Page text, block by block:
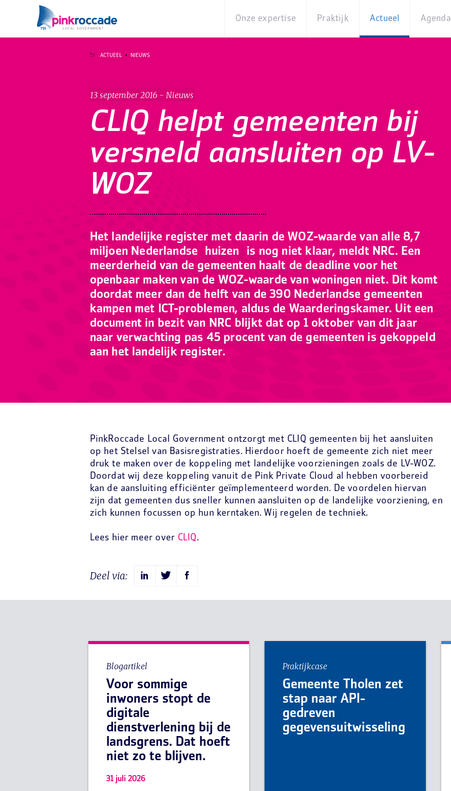
Onze expertise
Thema's
Praktijk
Practices
iBurgerzaken
Innovaties
Actueel Agenda
13 september 2016 - Nieuws
CLIQ helpt gemeenten bij
versneld aansluiten op LV-
WOZ
Het landelijke register met daarin de WOZ-waarde van alle 8,7
miljoen Nederlandse huizen is nog niet klaar, meldt NRC. Een
meerderheid van de gemeenten haalt de deadline voor het
openbaar maken van de WOZ-waarde van woningen niet. Dit komt
doordat meer dan de helft van de 390 Nederlandse gemeenten
kampen met ICT-problemen, aldus de Waarderingskamer. Uit een
document in bezit van NRC blijkt dat op 1 oktober van dit jaar
naar verwachting pas 45 procent van de gemeenten is gekoppeld
aan het landelijk register.
ACTUEEL NIEUWS
PinkRoccade Local Government ontzorgt met CLIQ gemeenten bij het aansluiten
op het Stelsel van Basisregistraties. Hierdoor hoeft de gemeente zich niet meer
druk te maken over de koppeling met landelijke voorzieningen zoals de LV-WOZ.
Doordat wij deze koppeling vanuit de Pink Private Cloud al hebben voorbereid
kan de aansluiting efficiënter geïmplementeerd worden. De voordelen hiervan
zijn dat gemeenten dus sneller kunnen aansluiten op de landelijke voorziening, en
zich kunnen focussen op hun kerntaken. Wij regelen de techniek.
Lees hier meer over CLIQ.
Deel via:
Blogartikel
Voor sommige
inwoners stopt de
digitale
dienstverlening bij de
landsgrens. Dat hoeft
niet zo te blijven.
31 juli 2026
Praktijkcase
Gemeente Tholen zet
stap naar API-
gedreven
gegevensuitwisseling